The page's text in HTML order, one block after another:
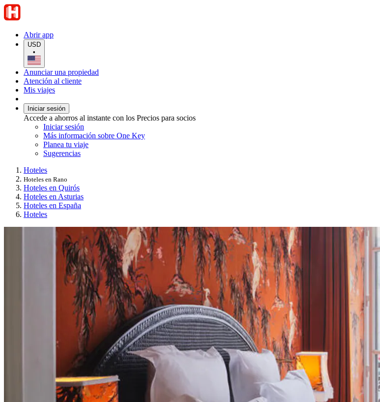
Abrir app
USD
•
Anunciar una propiedad
Atención al cliente
Mis viajes
Iniciar sesión
Accede a ahorros al instante con los Precios para socios
Iniciar sesión
Más información sobre One Key
Planea tu viaje
Sugerencias
Hoteles
Hoteles en Rano
Hoteles en Quirós
Hoteles en Asturias
Hoteles en España
Hoteles